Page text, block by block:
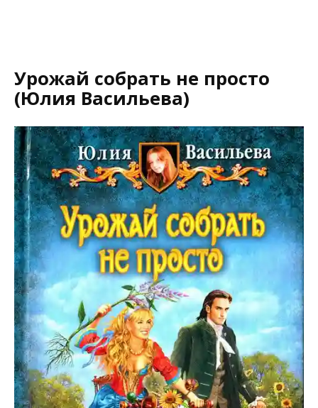
Урожай собрать не просто
(Юлия Васильева)